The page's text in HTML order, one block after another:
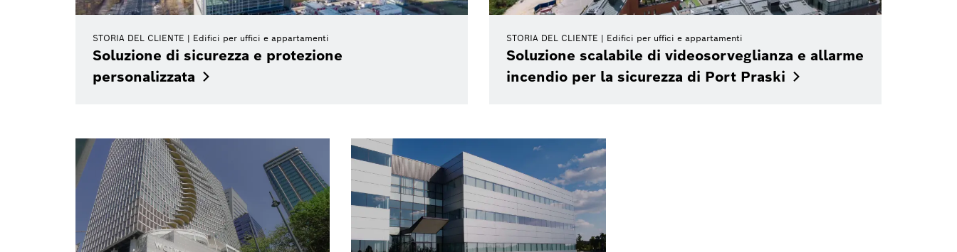
STORIA DEL CLIENTE Edifici per uffici e appartamenti
Soluzione di sicurezza e protezione
personalizzata
STORIA DEL CLIENTE Edifici per uffici e appartamenti
Soluzione scalabile di videosorveglianza e allarme
incendio per la sicurezza di Port Praski